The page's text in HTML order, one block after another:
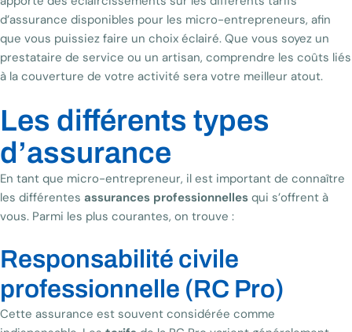
d’assurance disponibles pour les micro-entrepreneurs, afin
que vous puissiez faire un choix éclairé. Que vous soyez un
prestataire de service ou un artisan, comprendre les coûts liés
à la couverture de votre activité sera votre meilleur atout.
Les différents types
d’assurance
En tant que micro-entrepreneur, il est important de connaître
les différentes assurances professionnelles qui s’offrent à
vous. Parmi les plus courantes, on trouve :
Responsabilité civile
professionnelle (RC Pro)
Cette assurance est souvent considérée comme